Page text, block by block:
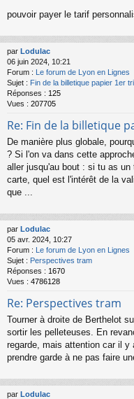
pouvoir payer le tarif
par Lodulac
06 juin 2024, 10:21
Forum : Le forum de Lyon en Lignes
Sujet : Fin de la billetique papier 1er
Réponses : 125
Vues : 207705
Re: Fin de la billetique
De manière plus globale,
? Si l'on va dans cette
aller jusqu'au bout : si tu as
carte, quel est l'intérêt de la
que ...
par Lodulac
05 avr. 2024, 10:27
Forum : Le forum de Lyon en Lignes
Sujet : Perspectives tram
Réponses : 1670
Vues : 4786128
Re: Perspectives tram
Tourner à droite de Berthelot
sortir les pelleteuses. En
regarde, mais attention car il
prendre garde à ne pas faire
par Lodulac